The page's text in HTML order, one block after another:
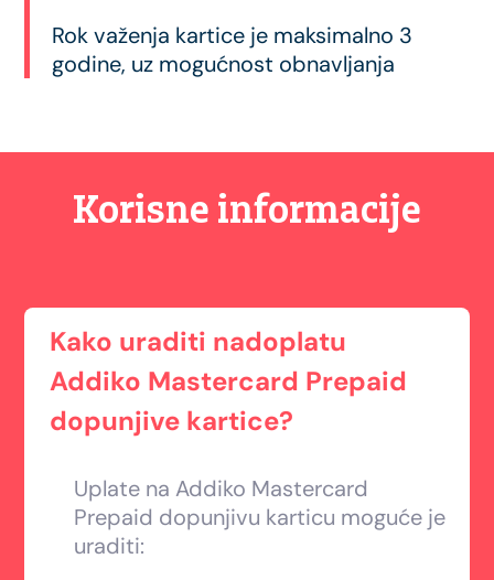
Rok važenja kartice je maksimalno 3
godine, uz mogućnost obnavljanja
Korisne informacije
Kako uraditi nadoplatu
Addiko Mastercard Prepaid
dopunjive kartice?
Uplate na Addiko Mastercard
Prepaid dopunjivu karticu moguće je
uraditi: